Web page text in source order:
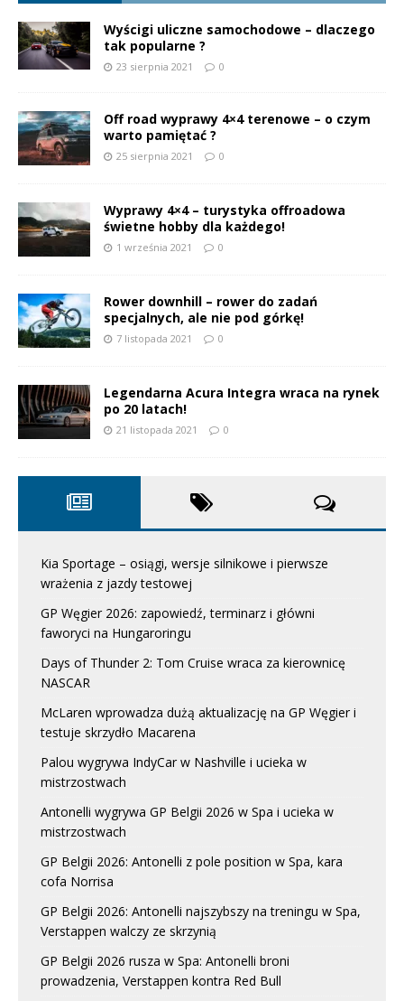
Wyścigi uliczne samochodowe – dlaczego
tak popularne ?
23 sierpnia 2021 0
Off road wyprawy 4×4 terenowe – o czym
warto pamiętać ?
25 sierpnia 2021 0
Wyprawy 4×4 – turystyka offroadowa
świetne hobby dla każdego!
1 września 2021 0
Rower downhill – rower do zadań
specjalnych, ale nie pod górkę!
7 listopada 2021 0
Legendarna Acura Integra wraca na rynek
po 20 latach!
21 listopada 2021 0
Kia Sportage – osiągi, wersje silnikowe i pierwsze
wrażenia z jazdy testowej
GP Węgier 2026: zapowiedź, terminarz i główni
faworyci na Hungaroringu
Days of Thunder 2: Tom Cruise wraca za kierownicę
NASCAR
McLaren wprowadza dużą aktualizację na GP Węgier i
testuje skrzydło Macarena
Palou wygrywa IndyCar w Nashville i ucieka w
mistrzostwach
Antonelli wygrywa GP Belgii 2026 w Spa i ucieka w
mistrzostwach
GP Belgii 2026: Antonelli z pole position w Spa, kara
cofa Norrisa
GP Belgii 2026: Antonelli najszybszy na treningu w Spa,
Verstappen walczy ze skrzynią
GP Belgii 2026 rusza w Spa: Antonelli broni
prowadzenia, Verstappen kontra Red Bull